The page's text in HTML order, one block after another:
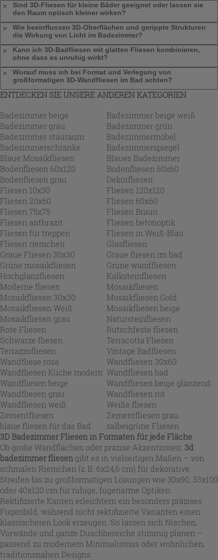
Sind 3D-Fliesen für kleine Bäder geeignet oder lassen sie
den Raum optisch kleiner wirken?
Wie beeinflussen 3D-Oberflächen und gerippte Strukturen
die Wirkung von Licht im Badezimmer?
Kann ich 3D-Badfliesen mit glatten Fliesen kombinieren,
ohne dass es unruhig wirkt?
Worauf muss ich bei Format und Verlegung von
großformatigen 3D-Wandfliesen im Bad achten?
ENTDECKEN SIE UNSERE ANDEREN KATEGORIEN
Badezimmer beige
Badezimmer beige weiß
Badezimmer grau
Badezimmer grün
Badezimmer stauraum
Badezimmermöbel
Badezimmerschränke
Badezimmerspiegel
Blaue Mosaikfliesen
Blaues Badezimmer
Bodenfliesen 60x120
Bodenfliesen 60x60
Bodenfliesen grau
Dekorfliesen
Fliesen 10x30
Fliesen 120x120
Fliesen 20x60
Fliesen 60x60
Fliesen 75x75
Fliesen Braun
Fliesen anthrazit
Fliesen betonoptik
Fliesen für treppen
Fliesen in Weiß-Blau
Fliesen riemchen
Glasfliesen
Graue Fliesen 30x30
Graue fliesen im bad
Grüne mosaikfliesen
Grüne wandfliesen
Hochglanzfliesen
Kalksteinfliesen
Moderne fliesen
Mosaikfliesen
Mosaikfliesen 30x30
Mosaikfliesen Gold
Mosaikfliesen Weiß
Mosaikfliesen beige
Mosaikfliesen grau
Natursteinfliesen
Rote Fliesen
Rutschfeste fliesen
Schwarze fliesen
Terracotta Fliesen
Terrazzofliesen
Vintage Badfliesen
Wandfliese rosa
Wandfliesen 30x60
Wandfliesen Küche modern Wandfliesen bad
Wandfliesen beige
Wandfliesen beige glänzend
Wandfliesen grau
Wandfliesen rot
Wandfliesen weiß
Weiße fliesen
Zementfliesen
Zementfliesen grau
blaue fliesen für das Bad
salbeigrüne Fliesen
3D Badezimmer Fliesen in Formaten für jede Fläche
Ob große Wandflächen oder präzise Akzentzonen: 3d
badezimmer fliesen gibt es in vielseitigen Maßen – von
schmalen Riemchen (z. B. 6x24,6 cm) für dekorative
Streifen bis zu großformatigen Lösungen wie 30x90, 33x100
oder 40x120 cm für ruhige, fugenarme Optiken.
Rektifizierte Kanten erleichtern ein besonders präzises
Fugenbild, während nicht rektifizierte Varianten einen
klassischeren Look erzeugen. So lassen sich Nischen,
Vorwände und ganze Duschbereiche stimmig planen –
passend zu modernem Minimalismus oder wohnlichen,
traditionsnahen Designs.